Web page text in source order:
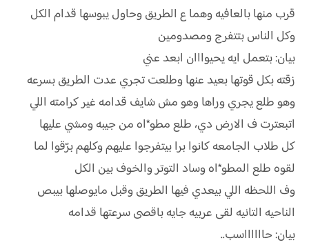
قرب منها بالعافيه وهما ع الطريق وحاول يبوسها قدام الكل
وكل الناس بتتفرج ومصدومين
بيان: بتعمل ايه يحيوااان ابعد عني
زقته بكل قوتها بعيد عنها وطلعت تجري عدت الطريق بسرعه
وهو طلع يجري وراها وهو مش شايف قدامه غير كرامته اللي
اتبعترت ف الارض دي، طلع مطو*اه من جيبه ومشي عليها
كل طلاب الجامعه كانوا برا بيتفرجوا عليهم وكلهم برّقوا لما
لقوه طلع المطو*اه وساد التوتر والخوف بين الكل
وف اللحظه اللي بيعدي فيها الطريق وقبل مايوصلها بيبص
الناحيه التانيه لقى عربيه جايه باقصى سرعتها قدامه
بيان: حااااااسب..